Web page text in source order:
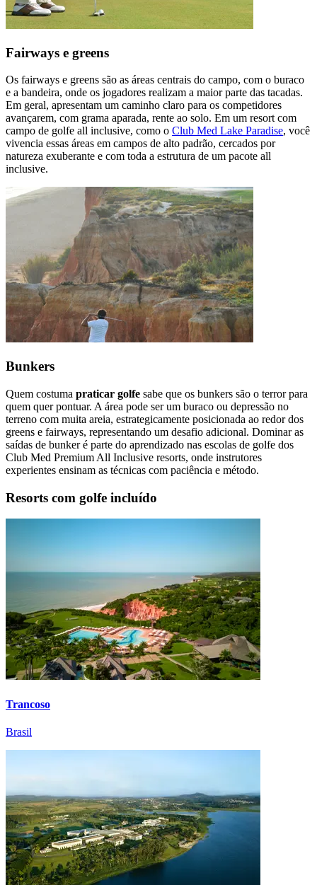
Fairways e greens
Os fairways e greens são as áreas centrais do campo, com o buraco
e a bandeira, onde os jogadores realizam a maior parte das tacadas.
Em geral, apresentam um caminho claro para os competidores
avançarem, com grama aparada, rente ao solo. Em um resort com
campo de golfe all inclusive, como o Club Med Lake Paradise, você
vivencia essas áreas em campos de alto padrão, cercados por
natureza exuberante e com toda a estrutura de um pacote all
inclusive.
Bunkers
Quem costuma praticar golfe sabe que os bunkers são o terror para
quem quer pontuar. A área pode ser um buraco ou depressão no
terreno com muita areia, estrategicamente posicionada ao redor dos
greens e fairways, representando um desafio adicional. Dominar as
saídas de bunker é parte do aprendizado nas escolas de golfe dos
Club Med Premium All Inclusive resorts, onde instrutores
experientes ensinam as técnicas com paciência e método.
Resorts com golfe incluído
Trancoso
Brasil